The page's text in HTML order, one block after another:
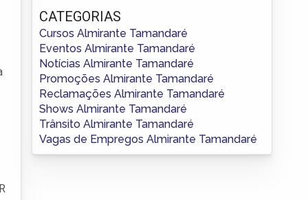
CATEGORIAS
Cursos Almirante Tamandaré
Eventos Almirante Tamandaré
Notícias Almirante Tamandaré
Promoções Almirante Tamandaré
Reclamações Almirante Tamandaré
Shows Almirante Tamandaré
Trânsito Almirante Tamandaré
Vagas de Empregos Almirante Tamandaré